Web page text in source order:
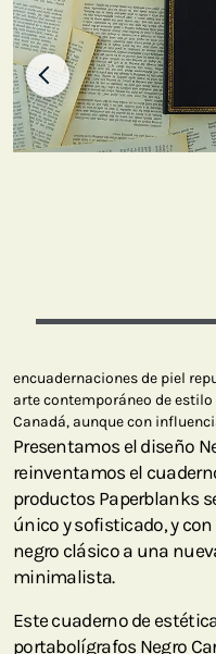
encuadernaciones de piel
arte contemporáneo de
Canadá, aunque con
Presentamos el diseño
reinventamos el
productos Paperblanks
único y sofisticado, y
negro clásico a una
minimalista.
Este cuaderno de
portabolígrafos Negro